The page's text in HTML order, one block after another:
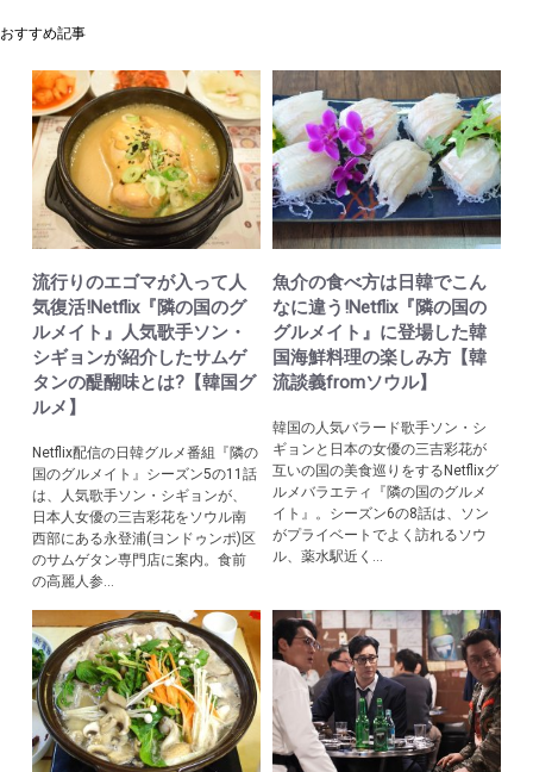
おすすめ記事
流行りのエゴマが入って人
気復活!Netflix『隣の国のグ
ルメイト』人気歌手ソン・
シギョンが紹介したサムゲ
タンの醍醐味とは?【韓国グ
ルメ】
Netflix配信の日韓グルメ番組『隣の
国のグルメイト』シーズン5の11話
は、人気歌手ソン・シギョンが、
日本人女優の三吉彩花をソウル南
西部にある永登浦(ヨンドゥンポ)区
のサムゲタン専門店に案内。食前
の高麗人参...
魚介の食べ方は日韓でこん
なに違う!Netflix『隣の国の
グルメイト』に登場した韓
国海鮮料理の楽しみ方【韓
流談義fromソウル】
韓国の人気バラード歌手ソン・シ
ギョンと日本の女優の三吉彩花が
互いの国の美食巡りをするNetflixグ
ルメバラエティ『隣の国のグルメ
イト』。シーズン6の8話は、ソン
がプライベートでよく訪れるソウ
ル、薬水駅近く...